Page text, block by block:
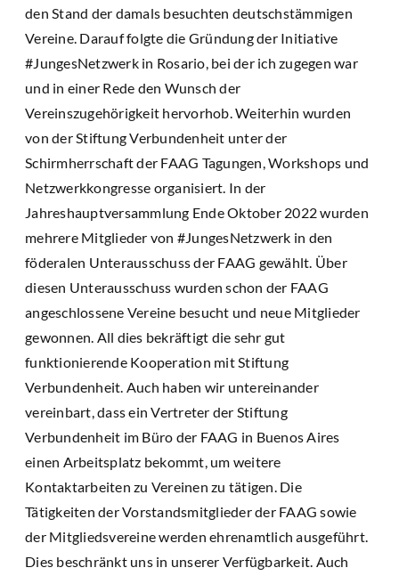
den Stand der damals besuchten deutschstämmigen
Vereine. Darauf folgte die Gründung der Initiative
#JungesNetzwerk in Rosario, bei der ich zugegen war
und in einer Rede den Wunsch der
Vereinszugehörigkeit hervorhob. Weiterhin wurden
von der Stiftung Verbundenheit unter der
Schirmherrschaft der FAAG Tagungen, Workshops und
Netzwerkkongresse organisiert. In der
Jahreshauptversammlung Ende Oktober 2022 wurden
mehrere Mitglieder von #JungesNetzwerk in den
föderalen Unterausschuss der FAAG gewählt. Über
diesen Unterausschuss wurden schon der FAAG
angeschlossene Vereine besucht und neue Mitglieder
gewonnen. All dies bekräftigt die sehr gut
funktionierende Kooperation mit Stiftung
Verbundenheit. Auch haben wir untereinander
vereinbart, dass ein Vertreter der Stiftung
Verbundenheit im Büro der FAAG in Buenos Aires
einen Arbeitsplatz bekommt, um weitere
Kontaktarbeiten zu Vereinen zu tätigen. Die
Tätigkeiten der Vorstandsmitglieder der FAAG sowie
der Mitgliedsvereine werden ehrenamtlich ausgeführt.
Dies beschränkt uns in unserer Verfügbarkeit. Auch